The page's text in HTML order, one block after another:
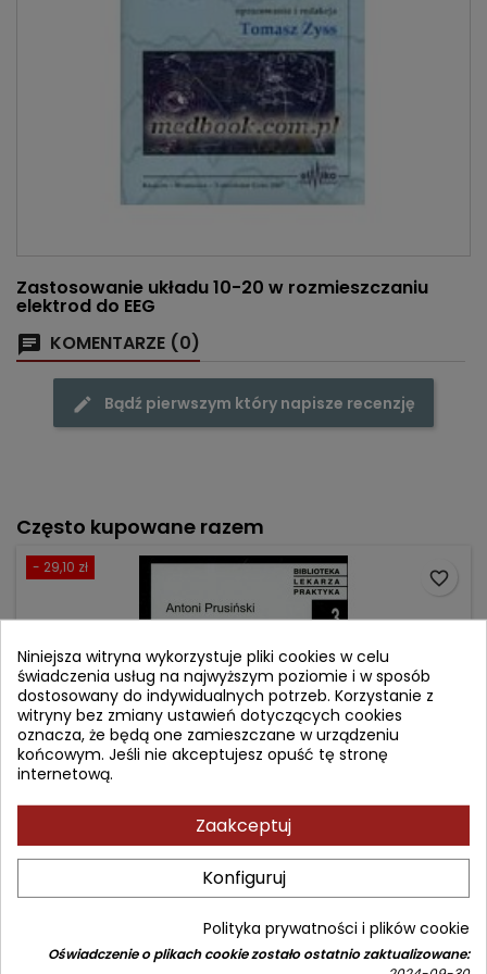
Zastosowanie układu 10-20 w rozmieszczaniu
elektrod do EEG
KOMENTARZE (0)
Bądź pierwszym który napisze recenzję
Często kupowane razem
- 29,10 zł
NEUROLOGIA PRAKTYCZNA
Autor: Antoni Prusiński
(0)
favorite_border
Niniejsza witryna wykorzystuje pliki cookies w celu
świadczenia usług na najwyższym poziomie i w sposób
dostosowany do indywidualnych potrzeb. Korzystanie z
witryny bez zmiany ustawień dotyczących cookies
oznacza, że będą one zamieszczane w urządzeniu
końcowym. Jeśli nie akceptujesz opuść tę stronę
internetową.
Zaakceptuj
Konfiguruj
Polityka prywatności i plików cookie
Oświadczenie o plikach cookie zostało ostatnio zaktualizowane: